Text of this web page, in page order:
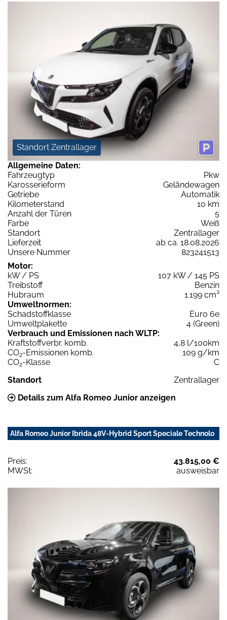
Standort Zentrallager
Allgemeine Daten:
Fahrzeugtyp
Pkw
Karosserieform
Geländewagen
Getriebe
Automatik
Kilometerstand
10 km
Anzahl der Türen
5
Farbe
Weiß
Standort
Zentrallager
Lieferzeit
ab ca. 18.08.2026
Unsere Nummer
823241513
Motor:
kW / PS
107 kW / 145 PS
Treibstoff
Benzin
Hubraum
1.199 cm³
Umweltnormen:
Schadstoffklasse
Euro 6e
Umweltplakette
4 (Green)
Verbrauch und Emissionen nach WLTP:
Kraftstoffverbr. komb.
4,8 l/100km
CO2-Emissionen komb.
109 g/km
CO2-Klasse
C
Standort
Zentrallager
Details zum Alfa Romeo Junior anzeigen
Alfa Romeo Junior Ibrida 48V-Hybrid Sport Speciale Technolo
Preis:
43.815,00 €
MWSt:
ausweisbar